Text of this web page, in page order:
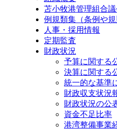
苫小牧港管理組合議
例規類集（条例や規
人事・採用情報
定期監査
財政状況
予算に関する
決算に関する
統一的な基準
財政収支状況
財政状況の公
資金不足比率
港湾整備事業